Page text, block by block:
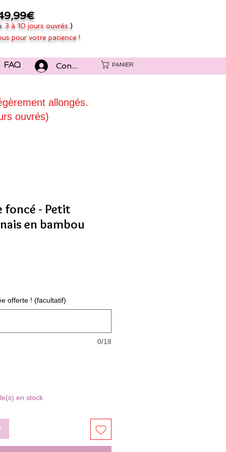
3 à 10 jours ouvrés. )
pour votre patience !
FAQ Connexion PANIER
allongés.
ouvrés)
foncé - Petit
en bambou
offerte ! (facultatif)
0/18
en stock